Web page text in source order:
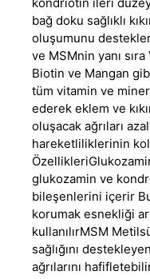
bağ doku sağlıklı
oluşumunu
ve MSMnin yanı
Biotin ve Mangan
tüm vitamin ve
ederek eklem ve
oluşacak ağrıları
hareketliliklerinin
glukozamin ve
bileşenlerini içerir Bu
korumak esnekliği
kullanılırMSM
sağlığını
ağrılarını